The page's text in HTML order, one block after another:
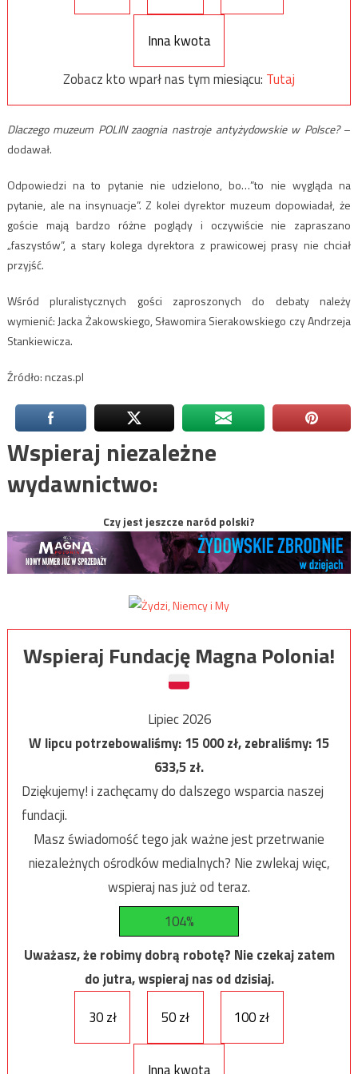
Inna kwota
Zobacz kto wparł nas tym miesiącu: Tutaj
Dlaczego muzeum POLIN zaognia nastroje antyżydowskie w Polsce?–
dodawał.
Odpowiedzi na to pytanie nie udzielono, bo…”to nie wygląda na
pytanie, ale na insynuacje”. Z kolei dyrektor muzeum dopowiadał, że
goście mają bardzo różne poglądy i oczywiście nie zapraszano
„faszystów”, a stary kolega dyrektora z prawicowej prasy nie chciał
przyjść.
Wśród pluralistycznych gości zaproszonych do debaty należy
wymienić: Jacka Żakowskiego, Sławomira Sierakowskiego czy Andrzeja
Stankiewicza.
Źródło: nczas.pl
Wspieraj niezależne
wydawnictwo:
Czy jest jeszcze naród polski?
Wspieraj Fundację Magna Polonia!
Lipiec 2026
W lipcu potrzebowaliśmy:15 000zł, zebraliśmy:15
633,5zł.
Dziękujemy! i zachęcamy do dalszego wsparcia naszej
fundacji.
Masz świadomość tego jak ważne jest przetrwanie
niezależnych ośrodków medialnych? Nie zwlekaj więc,
wspieraj nas już od teraz.
104%
Uważasz, że robimy dobrą robotę? Nie czekaj zatem
do jutra, wspieraj nas od dzisiaj.
30 zł
50 zł 100 zł
Inna kwota